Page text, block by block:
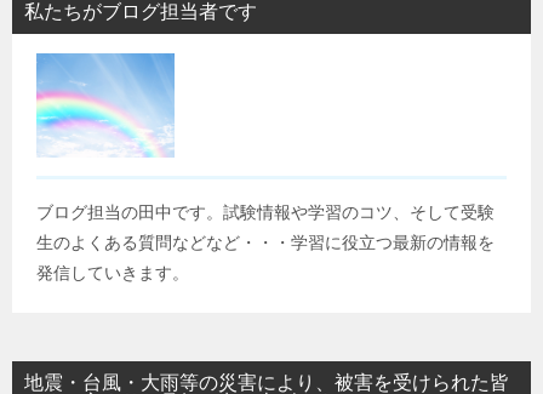
私たちがブログ担当者です
ブログ担当の田中です。試験情報や学習のコツ、そして受験
生のよくある質問などなど・・・学習に役立つ最新の情報を
発信していきます。
地震・台風・大雨等の災害により、被害を受けられた皆